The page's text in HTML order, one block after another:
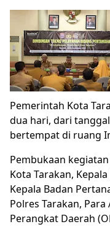
Pemerintah Kota
dua hari, dari
bertempat di ruang
Pembukaan
Kota Tarakan,
Kepala Badan
Polres Tarakan,
Perangkat Daerah